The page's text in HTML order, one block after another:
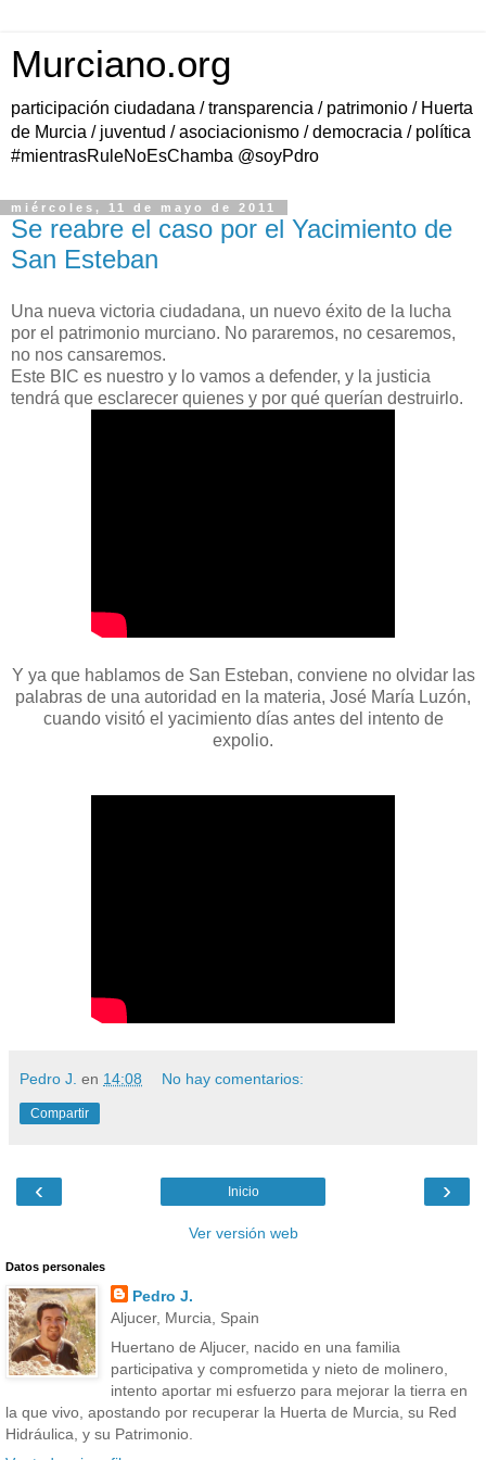
Murciano.org
participación ciudadana / transparencia / patrimonio / Huerta
de Murcia / juventud / asociacionismo / democracia / política
#mientrasRuleNoEsChamba @soyPdro
miércoles, 11 de mayo de 2011
Se reabre el caso por el Yacimiento de
San Esteban
Una nueva victoria ciudadana, un nuevo éxito de la lucha
por el patrimonio murciano. No pararemos, no cesaremos,
no nos cansaremos.
Este BIC es nuestro y lo vamos a defender, y la justicia
tendrá que esclarecer quienes y por qué querían destruirlo.
Y ya que hablamos de San Esteban, conviene no olvidar las
palabras de una autoridad en la materia, José María Luzón,
cuando visitó el yacimiento días antes del intento de
expolio.
Pedro J. en 14:08 No hay comentarios:
Compartir
‹ ›
Inicio
Ver versión web
Datos personales
Pedro J.
Aljucer, Murcia, Spain
Huertano de Aljucer, nacido en una familia
participativa y comprometida y nieto de molinero,
intento aportar mi esfuerzo para mejorar la tierra en
la que vivo, apostando por recuperar la Huerta de Murcia, su Red
Hidráulica, y su Patrimonio.